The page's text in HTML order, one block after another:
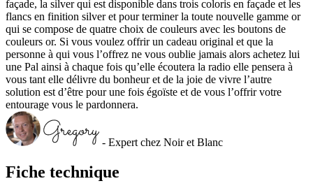
Fiche technique
façade, la silver qui est disponible dans trois coloris en façade et les
flancs en finition silver et pour terminer la toute nouvelle gamme or
qui se compose de quatre choix de couleurs avec les boutons de
couleurs or. Si vous voulez offrir un cadeau original et que la
personne à qui vous l’offrez ne vous oublie jamais alors achetez lui
une Pal ainsi à chaque fois qu’elle écoutera la radio elle pensera à
vous tant elle délivre du bonheur et de la joie de vivre l’autre
solution est d’être pour une fois égoïste et de vous l’offrir votre
entourage vous le pardonnera.
- Expert chez Noir et Blanc